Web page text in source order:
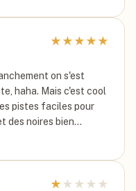
★ ★ ★ ★ ★
on s'est
haha. Mais c'est cool
pistes faciles pour
des noires bien…
★ ★ ★ ★ ★